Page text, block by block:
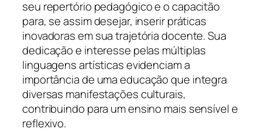
seu repertório pedagógico e o capacitão
para, se assim desejar, inserir práticas
inovadoras em sua trajetória docente. Sua
dedicação e interesse pelas múltiplas
linguagens artísticas evidenciam a
importância de uma educação que integra
diversas manifestações culturais,
contribuindo para um ensino mais sensível e
reflexivo.